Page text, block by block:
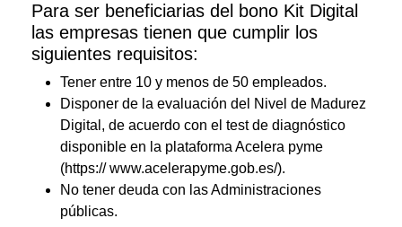
Para ser beneficiarias del bono Kit Digital
las empresas tienen que cumplir los
siguientes requisitos:
Tener entre 10 y menos de 50 empleados.
Disponer de la evaluación del Nivel de Madurez
Digital, de acuerdo con el test de diagnóstico
disponible en la plataforma Acelera pyme
(https:// www.acelerapyme.gob.es/).
No tener deuda con las Administraciones
públicas.